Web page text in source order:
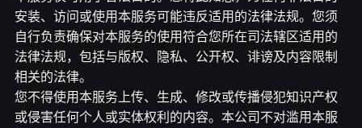
安装、访问或使用本服务可能违反适用的法律法规。您须
自行负责确保对本服务的使用符合您所在司法辖区适用的
法律法规，包括与版权、隐私、公开权、诽谤及内容限制
相关的法律。
您不得使用本服务上传、生成、修改或传播侵犯知识产权
或侵害任何个人或实体权利的内容。本公司不对滥用本服